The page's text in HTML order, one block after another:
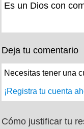
Es un Dios con
Deja tu comentario
Necesitas tener una
¡Registra tu cuenta
Cómo justificar tu